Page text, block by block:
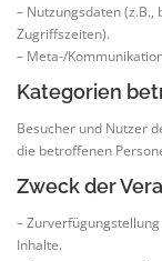
– Nutzungsdaten (z.B.,
Zugriffszeiten).
– Meta-/
Kategorien
Besucher und Nutzer
die betroffenen
Zweck der
–
Inhalte.